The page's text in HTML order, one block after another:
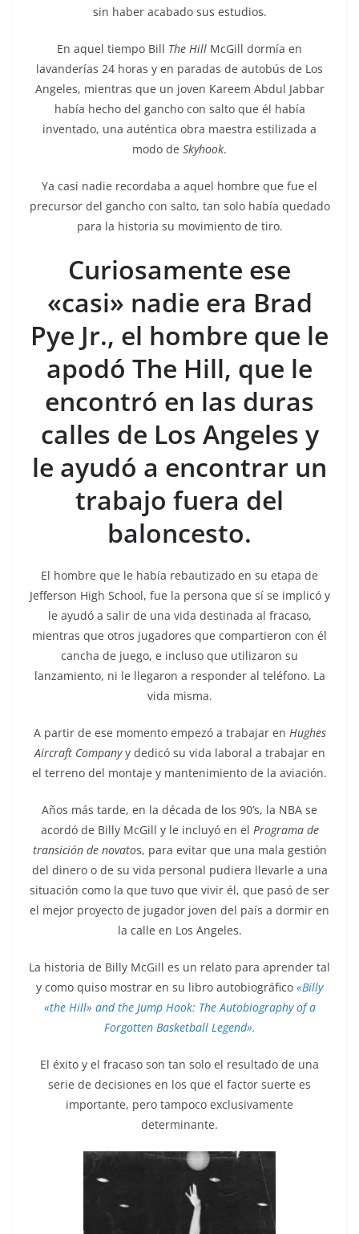
sin haber acabado sus estudios.
En aquel tiempo Bill The Hill McGill dormía en
lavanderías 24 horas y en paradas de autobús de Los
Angeles, mientras que un joven Kareem Abdul Jabbar
había hecho del gancho con salto que él había
inventado, una auténtica obra maestra estilizada a
modo de Skyhook.
Ya casi nadie recordaba a aquel hombre que fue el
precursor del gancho con salto, tan solo había quedado
para la historia su movimiento de tiro.
Curiosamente ese
«casi» nadie era Brad
Pye Jr., el hombre que le
apodó The Hill, que le
encontró en las duras
calles de Los Angeles y
le ayudó a encontrar un
trabajo fuera del
baloncesto.
El hombre que le había rebautizado en su etapa de
Jefferson High School, fue la persona que sí se implicó y
le ayudó a salir de una vida destinada al fracaso,
mientras que otros jugadores que compartieron con él
cancha de juego, e incluso que utilizaron su
lanzamiento, ni le llegaron a responder al teléfono. La
vida misma.
A partir de ese momento empezó a trabajar en Hughes
Aircraft Companyy dedicó su vida laboral a trabajar en
el terreno del montaje y mantenimiento de la aviación.
Años más tarde, en la década de los 90’s, la NBA se
acordó de Billy McGill y le incluyó en el Programa de
transición de novatos, para evitar que una mala gestión
del dinero o de su vida personal pudiera llevarle a una
situación como la que tuvo que vivir él, que pasó de ser
el mejor proyecto de jugador joven del país a dormir en
la calle en Los Angeles.
La historia de Billy McGill es un relato para aprender tal
y como quiso mostrar en su libro autobiográfico «Billy
«the Hill» and the Jump Hook: The Autobiography of a
Forgotten Basketball Legend».
El éxito y el fracaso son tan solo el resultado de una
serie de decisiones en los que el factor suerte es
importante, pero tampoco exclusivamente
determinante.